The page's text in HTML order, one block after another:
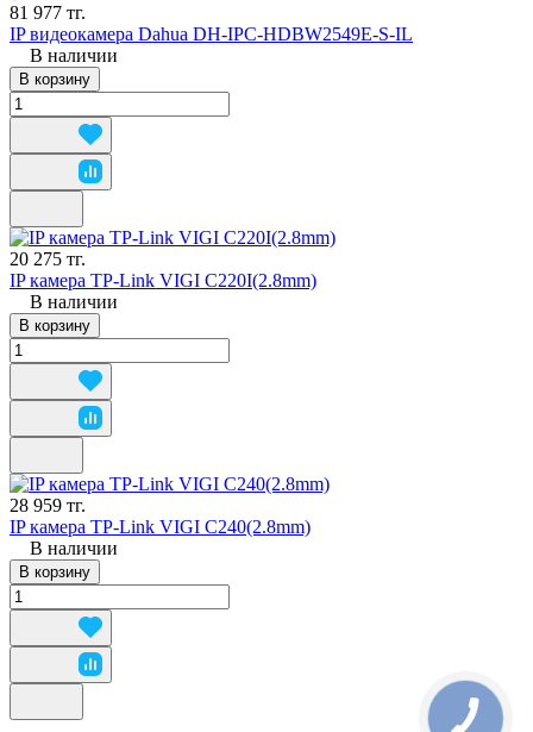
81 977 тг.
IP видеокамера Dahua DH-IPC-HDBW2549E-S-IL
В наличии
В корзину
20 275 тг.
IP камера TP-Link VIGI C220I(2.8mm)
В наличии
В корзину
28 959 тг.
IP камера TP-Link VIGI C240(2.8mm)
В наличии
В корзину